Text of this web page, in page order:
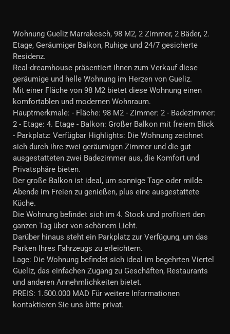
Wohnung Gueliz Marrakesch, 98 M2, 2 Zimmer, 2 Bäder, 2.
Etage, Geräumiger Balkon, Ruhige und 24/7 gesicherte
Residenz.
Real-dreamhouse präsentiert Ihnen zum Verkauf diese
geräumige und helle Wohnung im Herzen von Gueliz.
Mit einer Fläche von 98 M2 bietet diese Wohnung einen
komfortablen und modernen Wohnraum.
Hauptmerkmale: - Fläche: 98 M2 - Zimmer: 2 - Badezimmer:
2 - Etage: 4. Etage - Balkon: Großer Balkon mit freiem Blick
- Parkplatz: Verfügbar Highlights: Die Wohnung zeichnet
sich durch ihre zwei geräumigen Zimmer und die gut
ausgestatteten zwei Badezimmer aus, die Komfort und
Privatsphäre bieten.
Der große Balkon ist ideal, um sonnige Tage oder milde
Abende im Freien zu genießen, plus eine ausgestattete
Küche.
Die Wohnung befindet sich im 4. Stock und profitiert den
ganzen Tag über von schönem Licht.
Darüber hinaus steht ein Parkplatz zur Verfügung, um das
Parken Ihres Fahrzeugs zu erleichtern.
Lage: Die Wohnung befindet sich ideal im begehrten Viertel
Gueliz, das einfachen Zugang zu Geschäften, Restaurants
und anderen Annehmlichkeiten bietet.
PREIS: 1.500.000 MAD Für weitere Informationen
kontaktieren Sie uns bitte privat.